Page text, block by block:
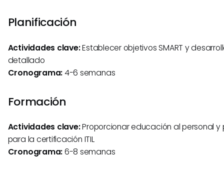
Planificación
Actividades clave:Establecer objetivos SMART y
detallado
Cronograma:4-6 semanas
Formación
Actividades clave:Proporcionar educación al personal y
para la certificación ITIL
Cronograma:6-8 semanas